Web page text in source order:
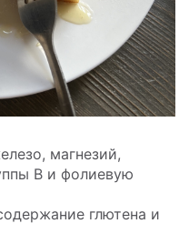
магнезий,
В и фолиевую
глютена и